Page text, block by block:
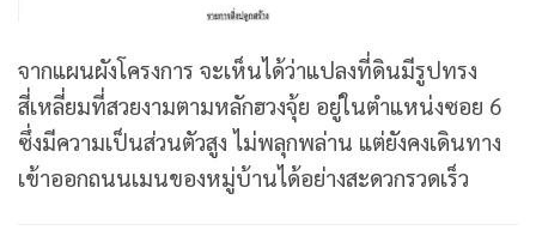
จากแผนผังโครงการ จะเห็นได้ว่าแปลงที่ดินมีรูปทรง
สี่เหลี่ยมที่สวยงามตามหลักฮวงจุ้ย อยู่ในตำแหน่งซอย 6
ซึ่งมีความเป็นส่วนตัวสูง ไม่พลุกพล่าน แต่ยังคงเดินทาง
เข้าออกถนนเมนของหมู่บ้านได้อย่างสะดวกรวดเร็ว